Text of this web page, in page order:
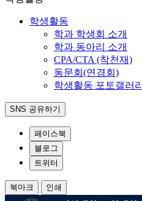
학생활동
학과 학생회 소개
학과 동아리 소개
CPA/CTA (착천재)
동문회(연경회)
학생활동 포토갤러리
SNS 공유하기
페이스북
블로그
트위터
북마크 인쇄